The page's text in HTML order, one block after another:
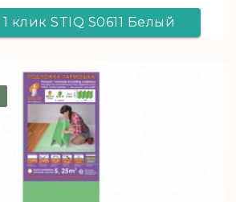
клик STIQ S0611 Белый